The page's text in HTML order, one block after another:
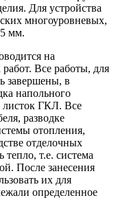
Для устройства
многоуровневых,
мм.
на
Все работы, для
завершены, в
напольного
листок ГКЛ. Все
разводке
отопления,
отделочных
т.е. система
После занесения
их для
определенное